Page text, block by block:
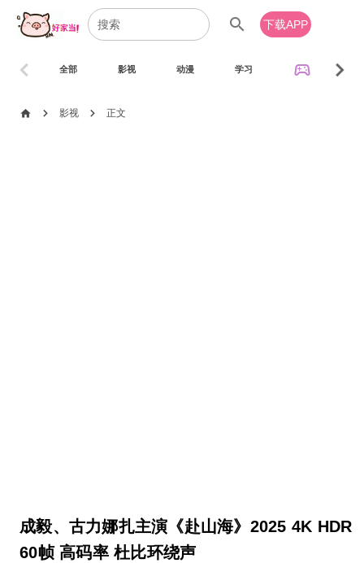
search 下载APP
全部 影视 动漫 学习 sports_esports
chevron_left chevron_right
home chevron_right 影视 chevron_right 正文
成毅、古力娜扎主演《赴山海》2025 4K HDR
60帧 高码率 杜比环绕声